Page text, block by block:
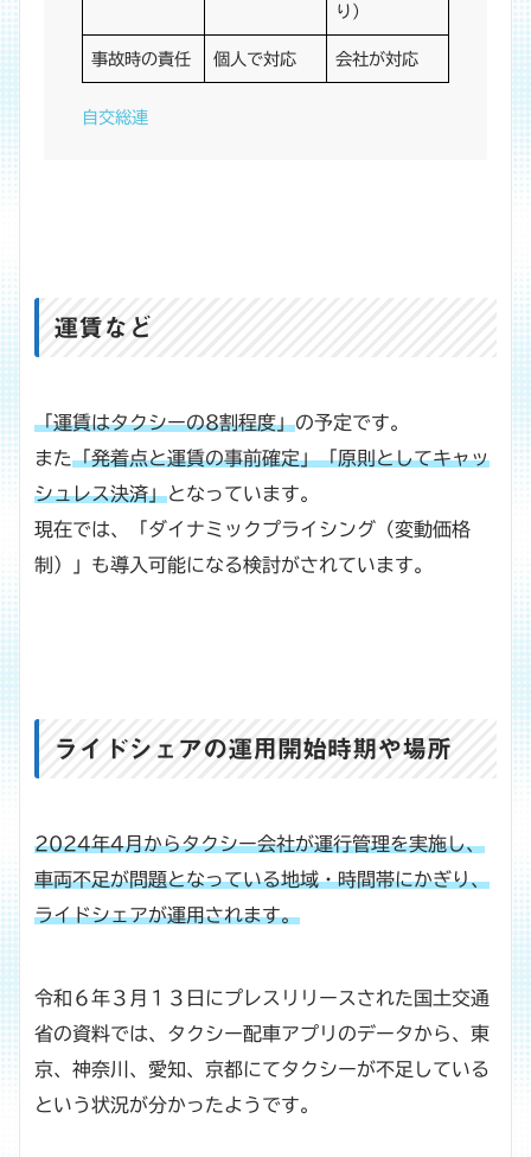
り）
事故時の責任 個人で対応 会社が対応
自交総連
運賃など
「運賃はタクシーの8割程度」の予定です。
また「発着点と運賃の事前確定」「原則としてキャッ
シュレス決済」となっています。
現在では、「ダイナミックプライシング（変動価格
制）」も導入可能になる検討がされています。
ライドシェアの運用開始時期や場所
2024年4月からタクシー会社が運行管理を実施し、
車両不足が問題となっている地域・時間帯にかぎり、
ライドシェアが運用されます。
令和６年３月１３日にプレスリリースされた国土交通
省の資料では、タクシー配車アプリのデータから、東
京、神奈川、愛知、京都にてタクシーが不足している
という状況が分かったようです。